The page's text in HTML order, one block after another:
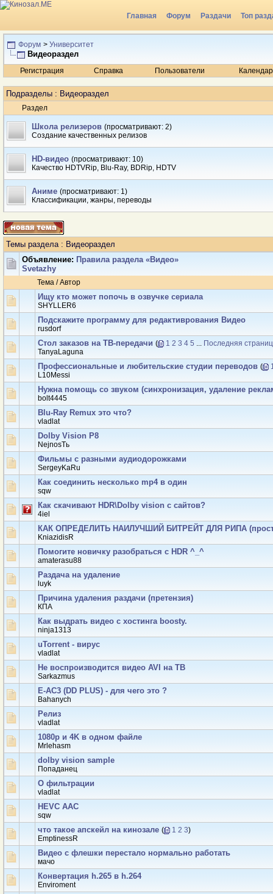
Главная Форум Раздачи Топ
Радио
Форум > Университет
Видеораздел
Регистрация Справка Пользователи
Подразделы : Видеораздел
Раздел
Школа релизеров (просматривают: 2)
Создание качественных релизов
HD-видео (просматривают: 10)
Качество HDTVRip, Blu-Ray, BDRip, HDTV
Аниме (просматривают: 1)
Классификации, жанры, переводы
Темы раздела: Видеораздел
Объявление: Правила раздела «Видео»
Svetazhy
Тема /Автор
Ищу кто может попочь в озвучке сериала
SHYLLER6
Подскажите программу для редактиврования Видео
rusdorf
Стол заказов на ТВ-передачи ( 1 2 3 4 5 ... Последняя
TanyaLaguna
Профессиональные и любительские студии переводов (
L10Messi
Нужна помощь со звуком (синхронизация, удаление
bolt4445
Blu-Ray Remux это что?
vladlat
Dolby Vision P8
NejnosTь
Фильмы с разными аудиодорожками
SergeyKaRu
Как соединить несколько mp4 в один
sqw
Как скачивают HDR\Dolby vision с сайтов?
4iel
КАК ОПРЕДЕЛИТЬ НАИЛУЧШИЙ БИТРЕЙТ ДЛЯ РИПА
KniazidisR
Помогите новичку разобраться с HDR ^_^
amaterasu88
Раздача на удаление
luyk
Причина удаления раздачи (претензия)
КПА
Как выдрать видео с хостинга boosty.
ninja1313
uTorrent - вирус
vladlat
Не воспроизводится видео AVI на ТВ
Sarkazmus
E-AC3 (DD PLUS) - для чего это ?
Bahanych
Релиз
vladlat
1080p и 4K в одном файле
Mrlehasm
dolby vision sample
Попаданец
О фильтрации
vladlat
HEVC ААС
sqw
что такое апскейл на кинозале ( 1 2 3)
EmptinessR
Видео с флешки перестало нормально работать
мачо
Конвертация h.265 в h.264
Enviroment